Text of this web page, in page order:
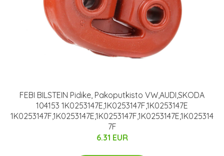
FEBI BILSTEIN Pidike, Pakoputkisto VW,AUDI,SKODA
104153 1K0253147E,1K0253147F,1K0253147E
1K0253147F,1K0253147E,1K0253147F,1K0253147E,1K025314
7F
6.31 EUR